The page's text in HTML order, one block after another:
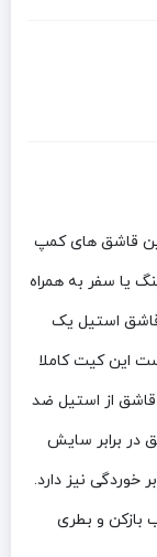
قاشق های کمپ
یا سفر به همراه
استیل یک
این کیت کاملا
از استیل ضد
در برابر سایش
خوردگی نیز دارد.
بازکن و بطری